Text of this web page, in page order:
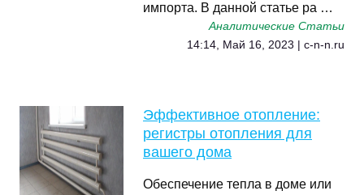
импорта. В данной статье ра …
Аналитические Статьи
14:14, Май 16, 2023 | c-n-n.ru
Эффективное отопление:
регистры отопления для
вашего дома
Обеспечение тепла в доме или